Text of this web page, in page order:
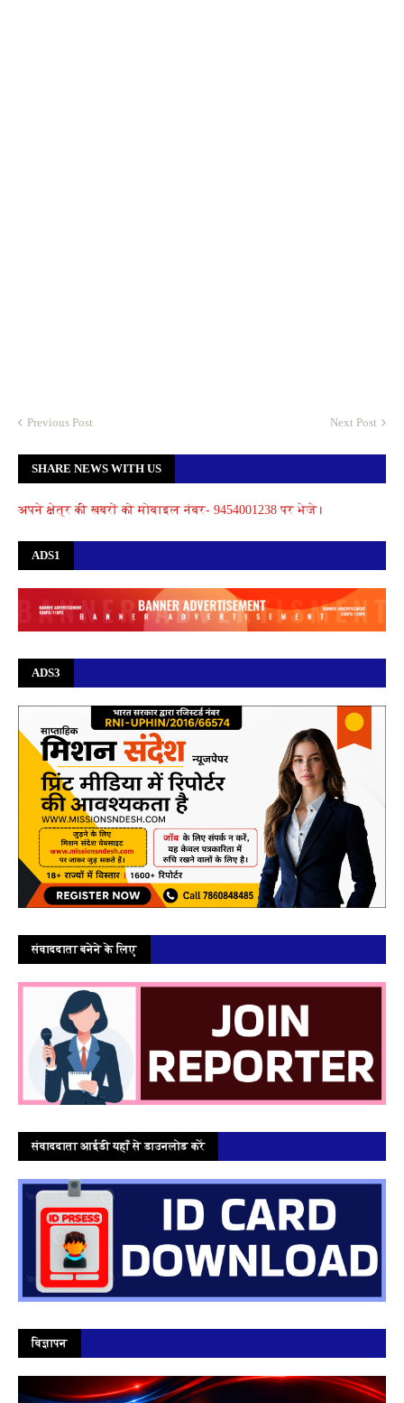
Previous Post Next Post
SHARE NEWS WITH US
अपने क्षेत्र की खबरों को मोबाइल नंबर- 9454001238 पर भेजे।
ADS1
ADS3
संवाददाता बनेने के लिए
संवाददाता आईडी यहाँ से डाउनलोड करें
विज्ञापन